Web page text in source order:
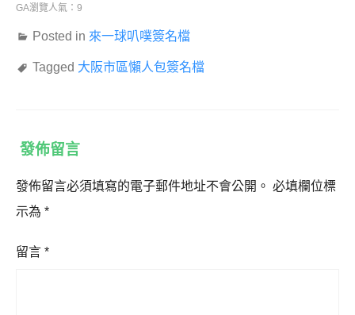
GA瀏覽人氣：9
Posted in 來一球叭噗簽名檔
Tagged 大阪市區懶人包簽名檔
發佈留言
發佈留言必須填寫的電子郵件地址不會公開。 必填欄位標
示為 *
留言 *